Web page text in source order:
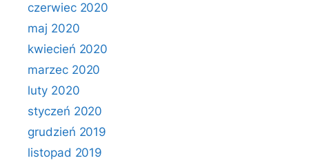
czerwiec 2020
maj 2020
kwiecień 2020
marzec 2020
luty 2020
styczeń 2020
grudzień 2019
listopad 2019